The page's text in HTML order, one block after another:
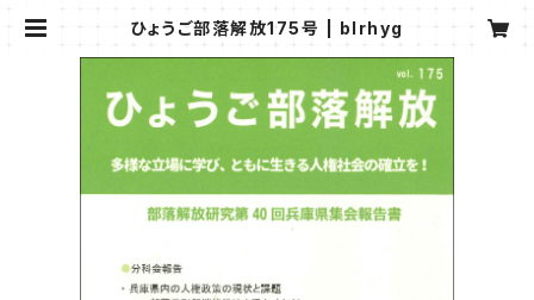
ひょうご部落解放175号 | blrhyg